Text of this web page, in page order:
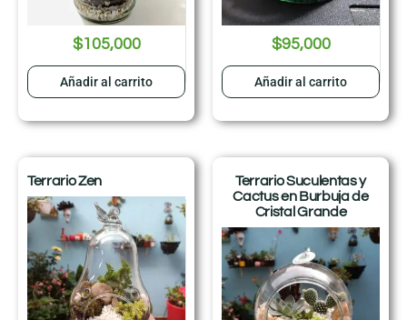
$105,000
Añadir al carrito
$95,000
Añadir al carrito
Terrario Zen
Terrario Suculentas y
Cactus en Burbuja de
Cristal Grande